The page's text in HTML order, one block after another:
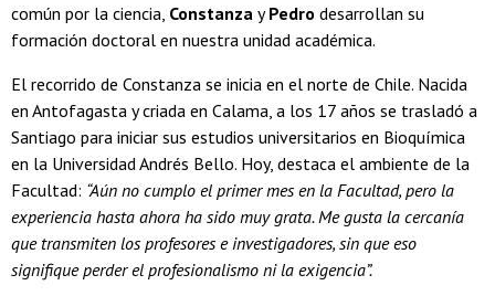
común por la ciencia, Constanza yPedro desarrollan su
formación doctoral en nuestra unidad académica.
El recorrido de Constanza se inicia en el norte de Chile. Nacida
en Antofagasta y criada en Calama, a los 17 años se trasladó a
Santiago para iniciar sus estudios universitarios en Bioquímica
en la Universidad Andrés Bello. Hoy, destaca el ambiente de la
Facultad: “Aún no cumplo el primer mes en la Facultad, pero la
experiencia hasta ahora ha sido muy grata. Me gusta la cercanía
que transmiten los profesores e investigadores, sin que eso
signifique perder el profesionalismo ni la exigencia”.